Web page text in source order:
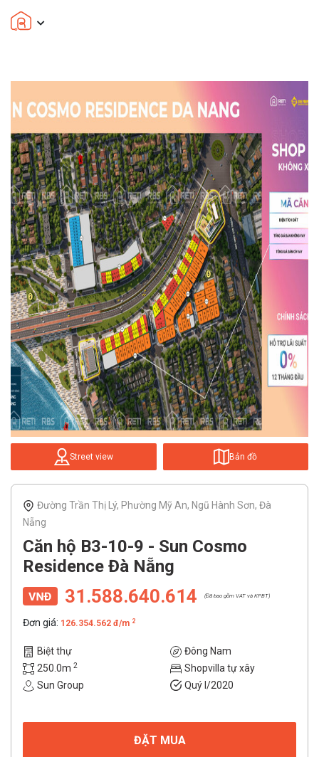
Street view Bản đồ
Đường Trần Thị Lý, Phường Mỹ An, Ngũ Hành Sơn, Đà
Nẵng
Căn hộ B3-10-9 - Sun Cosmo
Residence Đà Nẵng
31.588.640.614 (Đã bao gồm VAT và KPBT)
Đơn giá: 126.354.562 đ/m 2
Biệt thự
Đông Nam
250.0m 2
Shopvilla tự xây
Sun Group
Quý I/2020
ĐẶT MUA